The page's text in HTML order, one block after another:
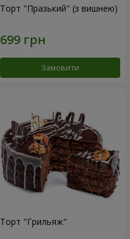
Торт "Празький" (з вишнею)
Замовити
Торт "Грильяж"